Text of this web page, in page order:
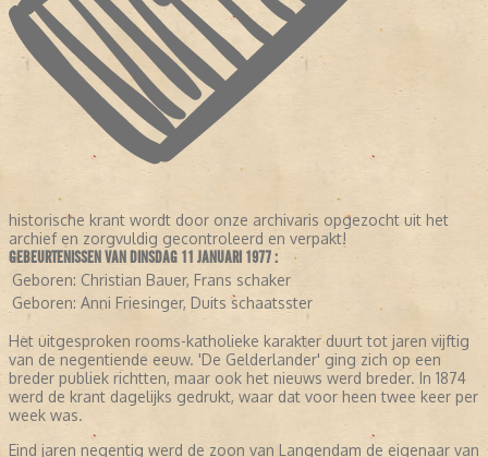
historische krant wordt door onze archivaris opgezocht uit het
archief en zorgvuldig gecontroleerd en verpakt!
GEBEURTENISSEN VAN DINSDAG 11 JANUARI 1977 :
Geboren: Christian Bauer, Frans schaker
Geboren: Anni Friesinger, Duits schaatsster
Het uitgesproken rooms-katholieke karakter duurt tot jaren vijftig
van de negentiende eeuw. 'De Gelderlander' ging zich op een
breder publiek richtten, maar ook het nieuws werd breder. In 1874
werd de krant dagelijks gedrukt, waar dat voor heen twee keer per
week was.
Eind jaren negentig werd de zoon van Langendam de eigenaar van